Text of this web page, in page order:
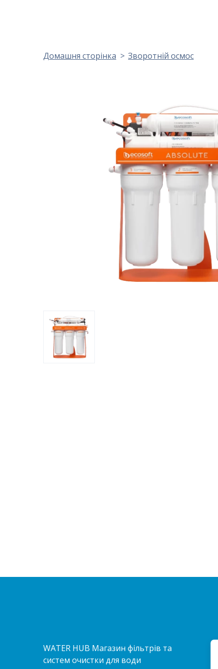
Домашня сторінка Зворотній осмос
WATER HUB Магазин фільтрів та
систем очистки для води